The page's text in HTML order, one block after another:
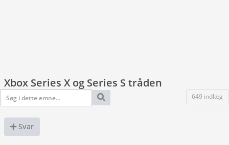
Xbox Series X og Series S tråden
649 indlæg
Svar